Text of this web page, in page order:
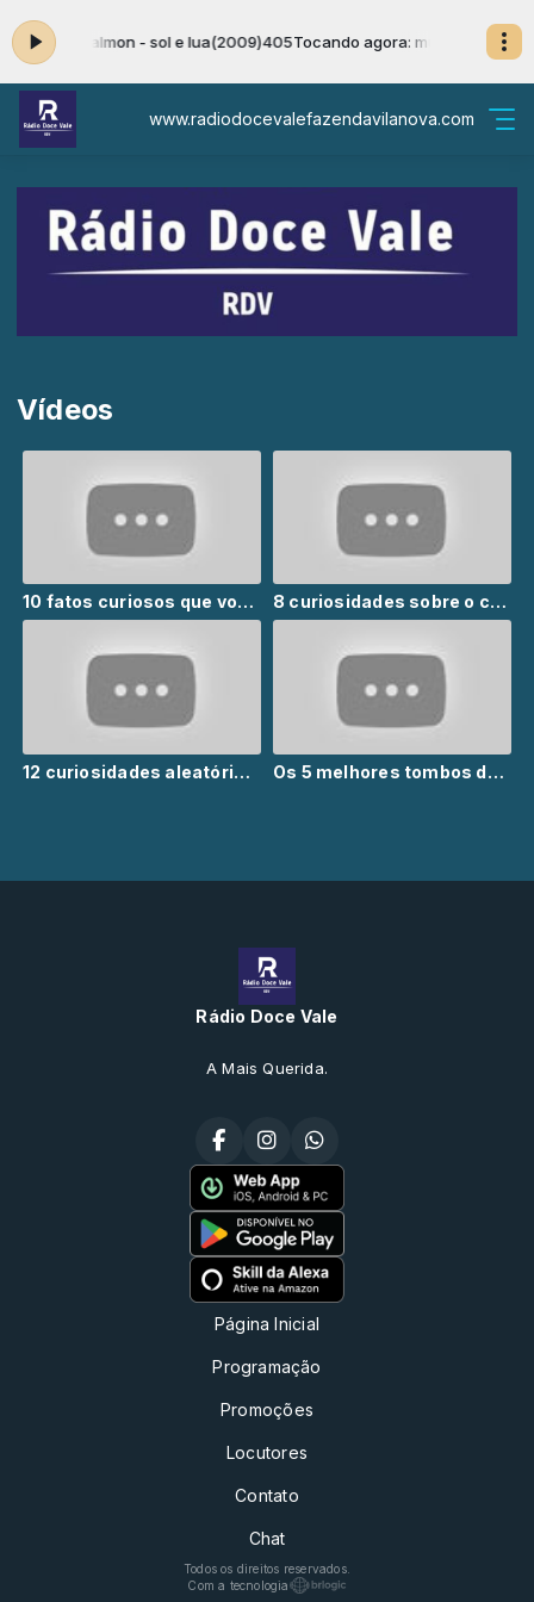
musical calmon - sol e lua(2009)405Tocando agora: musical
www.radiodocevalefazendavilanova.com
Vídeos
10 fatos curiosos que você ainda não tinha parado pra pensa 8 curiosidades sobre o comportamento humano
12 curiosidades aleatórias que vão te surpreender Os 5 melhores tombos de Silvio Santos
Rádio Doce Vale
A Mais Querida.
Página Inicial
Programação
Promoções
Locutores
Contato
Chat
Todos os direitos reservados.
Com a tecnologia